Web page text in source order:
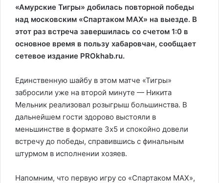
«Амурские Тигры» добилась повторной победы
над московским «Спартаком МАХ» на выезде. В
этот раз встреча завершилась со счетом 1:0 в
основное время в пользу хабаровчан, сообщает
сетевое издание PROkhab.ru.
Единственную шайбу в этом матче «Тигры»
забросили уже на второй минуте — Никита
Мельник реализовал розыгрыш большинства. В
дальнейшем гости здорово выстояли в
меньшинстве в формате 3х5 и спокойно довели
встречу до победы, справившись с финальным
штурмом в исполнении хозяев.
Напомним, что первую игру со «Спартаком МАХ»,